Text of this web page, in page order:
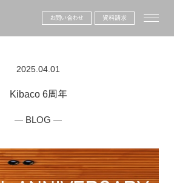
toggle
お問い合わせ 資料請求
2025.04.01
Kibaco 6周年
BLOG